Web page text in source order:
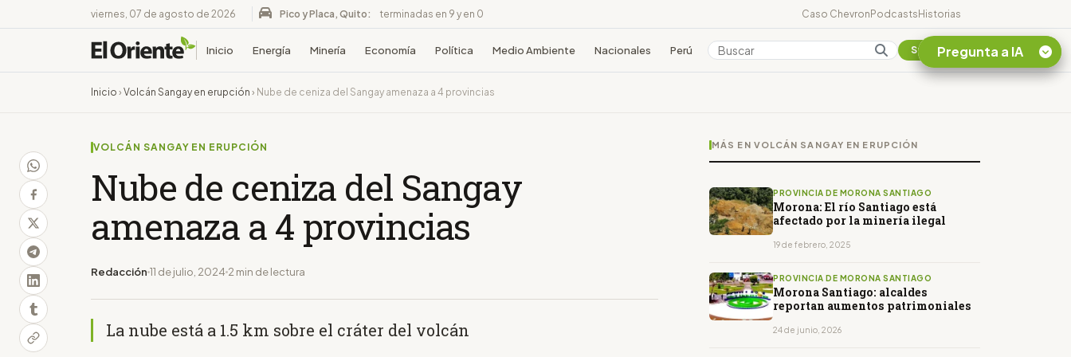
viernes, 07 de agosto de 2026 Pico y Placa, Quito: terminadas en 9 y en 0 Caso ChevronPodcastsHistorias
Inicio Energía Minería Economía Política Medio Ambiente Nacionales Perú Colombia Suscribirse
Inicio › Volcán Sangay en erupción › Nube de ceniza del Sangay amenaza a 4 provincias
VOLCÁN SANGAY EN ERUPCIÓN
Nube de ceniza del Sangay
amenaza a 4 provincias
Redacción 11 de julio, 2024 2 min de lectura
La nube está a 1.5 km sobre el cráter del volcán
MÁS EN VOLCÁN SANGAY EN ERUPCIÓN
PROVINCIA DE MORONA SANTIAGO
Morona: El río Santiago está
afectado por la minería ilegal
19 de febrero, 2025
PROVINCIA DE MORONA SANTIAGO
Morona Santiago: alcaldes
reportan aumentos patrimoniales
24 de junio, 2026
Pregunta a IA
¿En que consiste la